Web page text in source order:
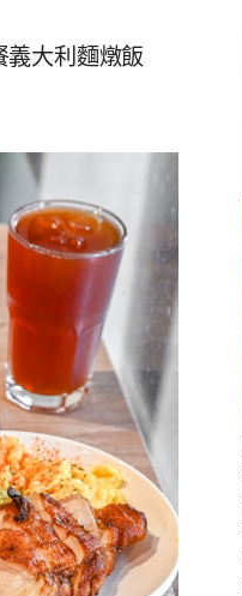
義大利麵燉飯